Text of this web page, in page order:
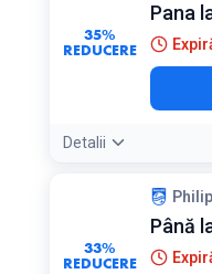
35%
REDUCERE
Pana
Detalii
33%
REDUCERE
Până